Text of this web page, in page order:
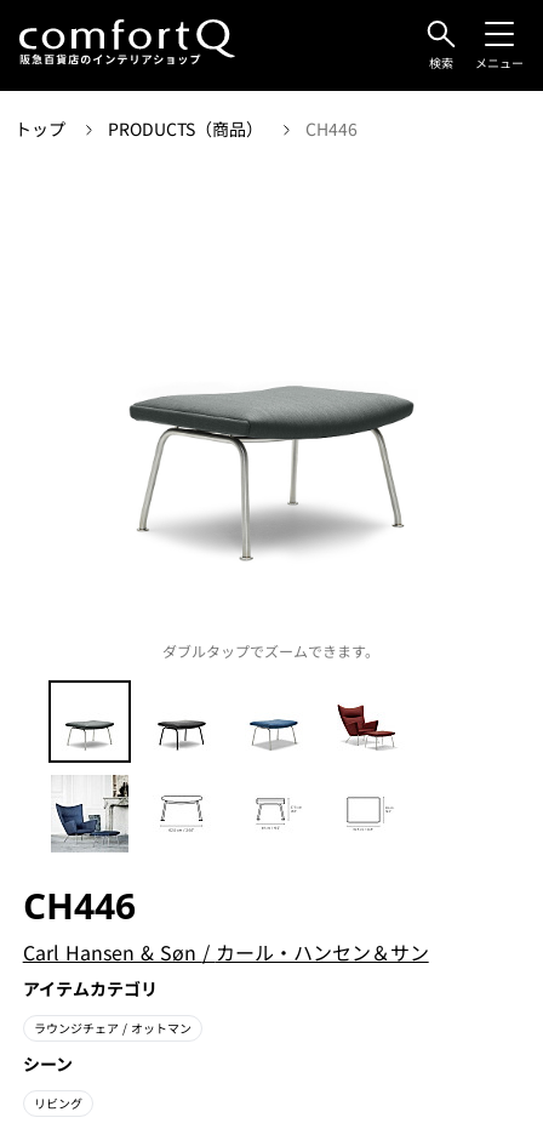
検索 メニュー
トップ PRODUCTS（商品） CH446
ダブルタップでズームできます。
CH446
Carl Hansen & Søn / カール・ハンセン＆サン
アイテムカテゴリ
ラウンジチェア / オットマン
シーン
リビング